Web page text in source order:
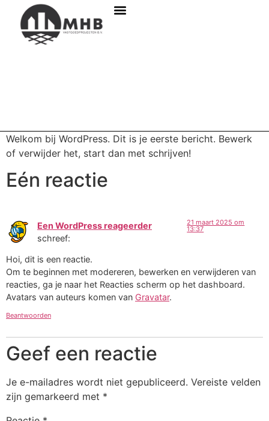
Welkom bij WordPress. Dit is je eerste bericht. Bewerk
of verwijder het, start dan met schrijven!
Eén reactie
Een WordPress reageerder
schreef:
21 maart 2025 om
13:37
Hoi, dit is een reactie.
Om te beginnen met modereren, bewerken en verwijderen van
reacties, ga je naar het Reacties scherm op het dashboard.
Avatars van auteurs komen van Gravatar.
Beantwoorden
Geef een reactie
Je e-mailadres wordt niet gepubliceerd. Vereiste velden
zijn gemarkeerd met *